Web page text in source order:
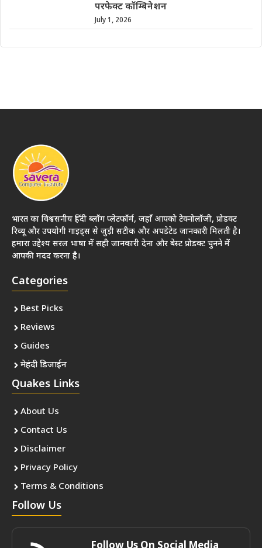
परफेक्ट कॉम्बिनेशन
July 1, 2026
भारत का विश्वसनीय हिंदी ब्लॉग प्लेटफॉर्म, जहाँ आपको टेक्नोलॉजी, प्रोडक्ट
रिव्यू और उपयोगी गाइड्स से जुड़ी सटीक और अपडेटेड जानकारी मिलती है।
हमारा उद्देश्य सरल भाषा में सही जानकारी देना और बेस्ट प्रोडक्ट चुनने में
आपकी मदद करना है।
Categories
Best Picks
Reviews
Guides
मेहंदी डिजाईन
Quakes Links
About Us
Contact Us
Disclaimer
Privacy Policy
Terms & Conditions
Follow Us